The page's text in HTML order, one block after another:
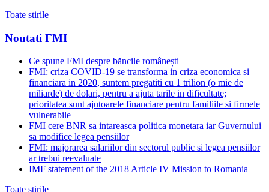
Toate stirile
Noutati FMI
Ce spune FMI despre băncile românești
FMI: criza COVID-19 se transforma in criza economica si
financiara in 2020, suntem pregatiti cu 1 trilion (o mie de
miliarde) de dolari, pentru a ajuta tarile in dificultate;
prioritatea sunt ajutoarele financiare pentru familiile si firmele
vulnerabile
FMI cere BNR sa intareasca politica monetara iar Guvernului
sa modifice legea pensiilor
FMI: majorarea salariilor din sectorul public si legea pensiilor
ar trebui reevaluate
IMF statement of the 2018 Article IV Mission to Romania
Toate stirile